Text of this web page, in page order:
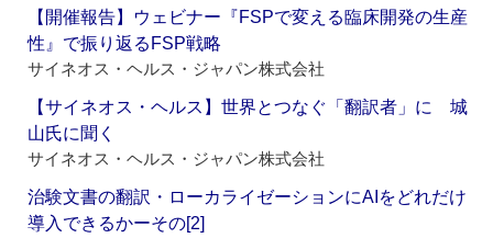
【開催報告】ウェビナー『FSPで変える臨床開発の生産
性』で振り返るFSP戦略
サイネオス・ヘルス・ジャパン株式会社
【サイネオス・ヘルス】世界とつなぐ「翻訳者」に 城
山氏に聞く
サイネオス・ヘルス・ジャパン株式会社
治験文書の翻訳・ローカライゼーションにAIをどれだけ
導入できるかーその[2]